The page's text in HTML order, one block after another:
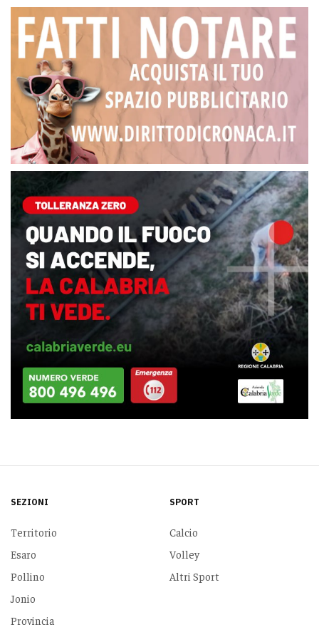
SEZIONI
Territorio
Esaro
Pollino
Jonio
Provincia
SPORT
Calcio
Volley
Altri Sport